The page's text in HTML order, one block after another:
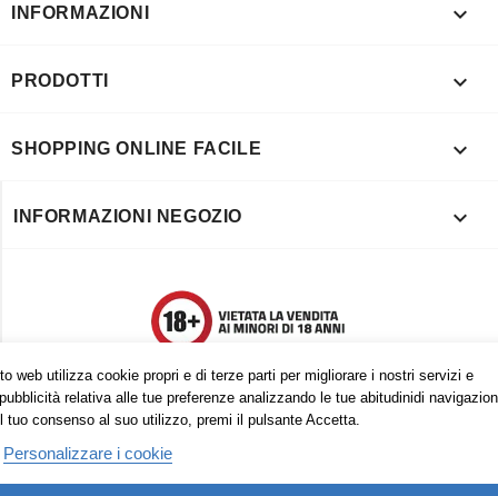
web utilizza cookie propri e di terze parti per migliorare i nostri servizi e
relativa alle tue preferenze analizzando le tue abitudinidi
tuo consenso al suo utilizzo, premi il pulsante Accetta.
Personalizzare i cookie
INFORMAZIONI 
PRODOTTI 
SHOPPING ONLINE FACILE 
INFORMAZIONI NEGOZIO 